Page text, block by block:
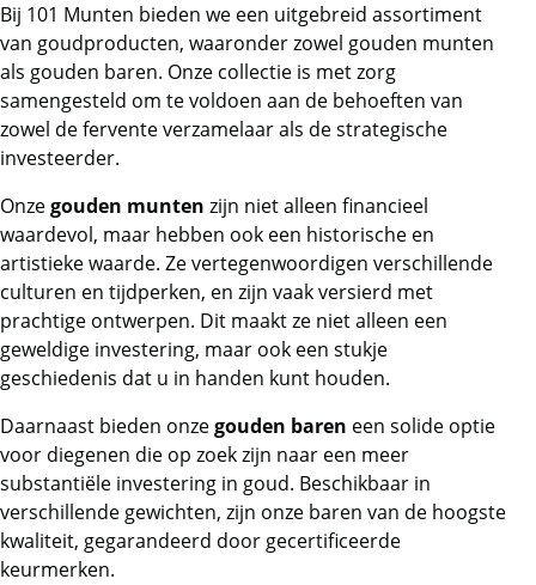
Bij 101 Munten bieden we een uitgebreid assortiment
van goudproducten, waaronder zowel gouden munten
als gouden baren. Onze collectie is met zorg
samengesteld om te voldoen aan de behoeften van
zowel de fervente verzamelaar als de strategische
investeerder.
Onzegouden munten zijn niet alleen financieel
waardevol, maar hebben ook een historische en
artistieke waarde. Ze vertegenwoordigen verschillende
culturen en tijdperken, en zijn vaak versierd met
prachtige ontwerpen. Dit maakt ze niet alleen een
geweldige investering, maar ook een stukje
geschiedenis dat u in handen kunt houden.
Daarnaast bieden onzegouden baren een solide optie
voor diegenen die op zoek zijn naar een meer
substantiële investering in goud. Beschikbaar in
verschillende gewichten, zijn onze baren van de hoogste
kwaliteit, gegarandeerd door gecertificeerde
keurmerken.